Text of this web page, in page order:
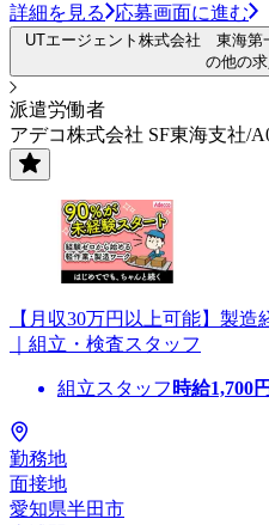
詳細を見る 応募画面に進む
UTエージェント株式会社 東海第
の他の
派遣労働者
アデコ株式会社 SF東海支社/
【月収30万円以上可能】製
｜組立・検査スタッフ
組立スタッフ 時給1,700
勤務地
面接地
愛知県半田市